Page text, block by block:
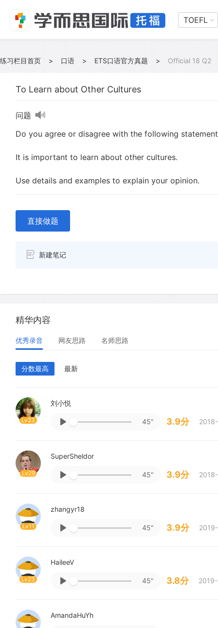
TOEFL
练习栏目首页 > 口语 > ETS口语官方真题 > Official 18 Q2
To Learn about Other Cultures
问题
Do you agree or disagree with the following
It is important to learn about other cultures.
Use details and examples to explain your opinion.
直接做题
新建笔记
精华内容
优秀录音 网友思路 名师思路
分数最高 最新
Lv23
刘小悦
45" 3.9分
Lv29
SuperSheldor
45" 3.9分
Lv11
zhangyr18
45" 3.9分
Lv23
HaileeV
45" 3.8分
AmandaHuYh